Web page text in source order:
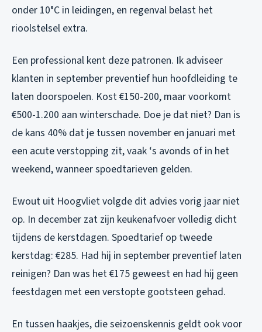
onder 10°C in leidingen, en regenval belast het
rioolstelsel extra.
Een professional kent deze patronen. Ik adviseer
klanten in september preventief hun hoofdleiding te
laten doorspoelen. Kost €150-200, maar voorkomt
€500-1.200 aan winterschade. Doe je dat niet? Dan is
de kans 40% dat je tussen november en januari met
een acute verstopping zit, vaak ‘s avonds of in het
weekend, wanneer spoedtarieven gelden.
Ewout uit Hoogvliet volgde dit advies vorig jaar niet
op. In december zat zijn keukenafvoer volledig dicht
tijdens de kerstdagen. Spoedtarief op tweede
kerstdag: €285. Had hij in september preventief laten
reinigen? Dan was het €175 geweest en had hij geen
feestdagen met een verstopte gootsteen gehad.
En tussen haakjes, die seizoenskennis geldt ook voor